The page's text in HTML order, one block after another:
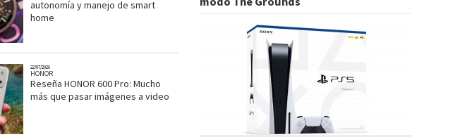
autonomía y manejo de smart
home
22/07/2026
HONOR
Reseña HONOR 600 Pro: Mucho
más que pasar imágenes a video